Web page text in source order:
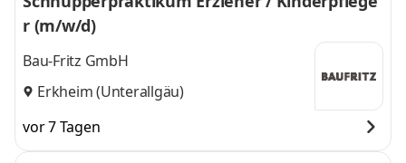
r (m/w/d)
Bau-Fritz GmbH
Erkheim (Unterallgäu)
vor 7 Tagen